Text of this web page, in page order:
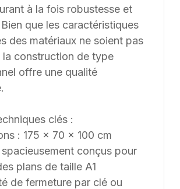
à la fois robustesse et
que les caractéristiques
des matériaux ne soient pas
la construction de type
offre une qualité
clés :
: 175 x 70 x 100 cm
conçus pour
plans de taille A1
de fermeture par clé ou